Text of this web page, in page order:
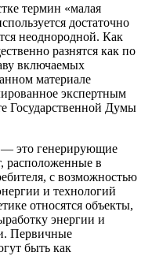
термин «малая
достаточно
неоднородной. Как
разнятся как по
включаемых
материале
экспертным
Государственной Думы
— это генерирующие
расположенные в
с возможностью
и технологий
относятся объекты,
энергии и
Первичные
быть как